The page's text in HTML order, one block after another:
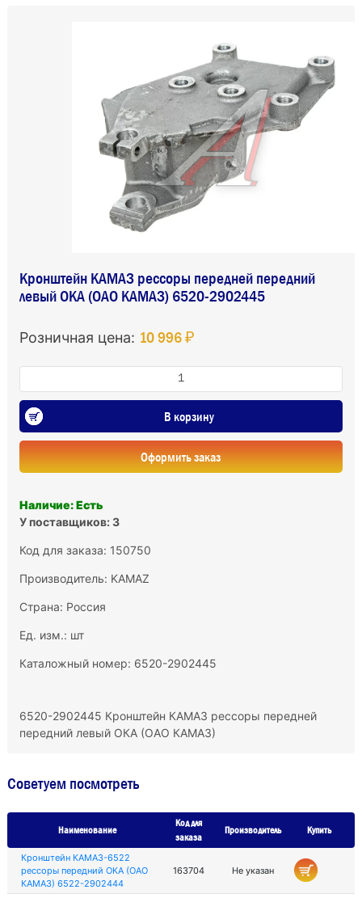
Кронштейн КАМАЗ рессоры передней передний
левый ОКА (ОАО КАМАЗ) 6520-2902445
Розничная цена: 10 996 ₽
В корзину
Оформить заказ
Наличие: Есть
У поставщиков: 3
Код для заказа: 150750
Производитель: KAMAZ
Страна: Россия
Ед. изм.: шт
Каталожный номер: 6520-2902445
6520-2902445 Кронштейн КАМАЗ рессоры передней
передний левый ОКА (ОАО КАМАЗ)
Советуем посмотреть
Наименование
Код для
заказа
Производитель Купить
Кронштейн КАМАЗ-6522
рессоры передний ОКА (ОАО
КАМАЗ) 6522-2902444
163704 Не указан